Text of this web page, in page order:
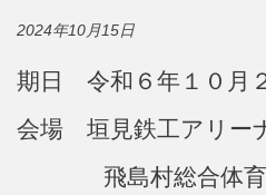
2024年10月15日
期日 令和６年１０月
会場 垣見鉄工アリー
飛島村総合体育